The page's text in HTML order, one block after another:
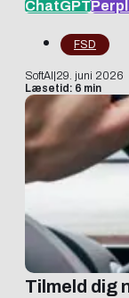
ChatGPT
FSD
SoftAI 29. juni 2026
Læsetid: 6 min
Tilmeld dig